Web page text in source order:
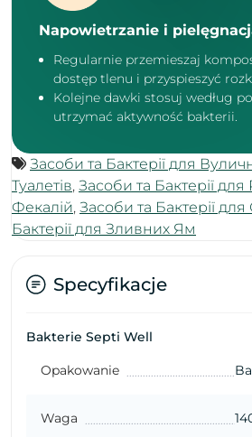
Napowietrzanie i
Regularnie przemieszaj
dostęp tlenu i przyspieszyć
Kolejne dawki stosuj według
utrzymać aktywność bakterii.
Засоби та Бактерії для
Туалетів, Засоби та Бактерії
Фекалій, Засоби та Бактерії
Бактерії для Зливних Ям
Specyfikacje
Bakterie Septi Well
Opakowanie
Waga